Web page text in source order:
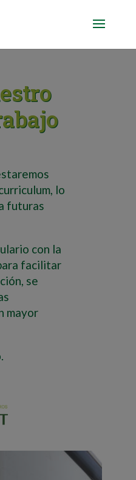
lo
futuras
con la
facilitar
se
mayor